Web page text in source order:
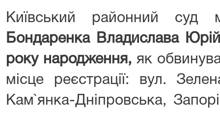
Київський районний суд
Бондаренка Владислава
року народження, як
місце реєстрації: вул.
Кам`янка-Дніпровська,